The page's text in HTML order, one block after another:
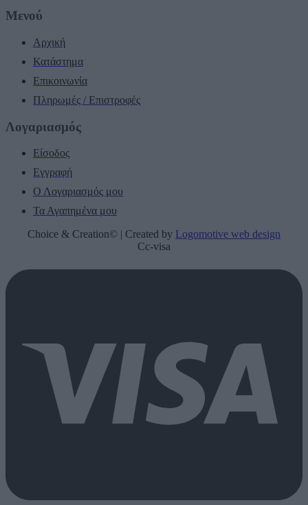
Μενού
Αρχική
Κατάστημα
Επικοινωνία
Πληρωμές / Επιστροφές
Λογαριασμός
Είσοδος
Εγγραφή
Ο Λογαριασμός μου
Τα Αγαπημένα μου
Choice & Creation© | Created by Logomotive web design
Cc-visa